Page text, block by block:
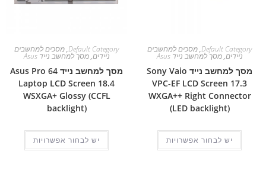
Default Category
,מסכים למחשבים
ניידים,מסך למחשב נייד Asus
מסך למחשב נייד Sony Vaio
VPC-EF LCD Screen 17.3
WXGA++ Right Connector
(LED backlight)
יש לבחור אפשרויות
Default Category
,מסכים למחשבים
ניידים,מסך למחשב נייד Asus
מסך למחשב נייד Asus Pro 64
Laptop LCD Screen 18.4
WSXGA+ Glossy (CCFL
backlight)
יש לבחור אפשרויות